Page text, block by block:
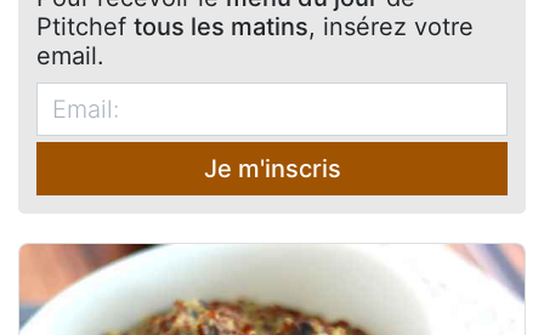
Ptitchef tous les matins, insérez votre
email.
Je m'inscris